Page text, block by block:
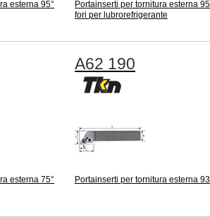
esterna 95°
Portainserti per tornitura esterna
fori per lubrorefrigerante
esterna 75°
A62 190
Portainserti per tornitura esterna